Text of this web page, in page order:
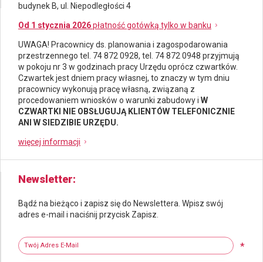
budynek B, ul. Niepodległości 4
Od 1 stycznia 2026płatność gotówką tylko w banku
UWAGA! Pracownicy ds. planowania i zagospodarowania
przestrzennego tel. 74 872 0928, tel. 74 872 0948 przyjmują
w pokoju nr 3 w godzinach pracy Urzędu oprócz czwartków.
Czwartek jest dniem pracy własnej, to znaczy w tym dniu
pracownicy wykonują pracę własną, związaną z
procedowaniem wniosków o warunki zabudowy i W
CZWARTKI NIE OBSŁUGUJĄ KLIENTÓW TELEFONICZNIE
ANI W SIEDZIBIE URZĘDU.
więcej informacji
Newsletter
Bądź na bieżąco i zapisz się do Newslettera. Wpisz swój
adres e-mail i naciśnij przycisk Zapisz.
Twój adres e-mail
*